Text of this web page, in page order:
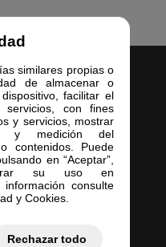
similares propias o
de almacenar o
facilitar el
con fines
y servicios, mostrar
y medición del
contenidos. Puede
en “Aceptar”,
su uso en
información consulte
y Cookies.
Rechazar todo